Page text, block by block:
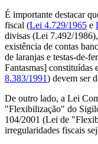
É importante destacar
fiscal (Lei 4.729/1965 e
divisas (Lei 7.492/
existência de contas
de laranjas e testas-de-
Fantasmas] constituídas
8.383/1991) devem ser
De outro lado, a Lei
"Flexibilização" do
104/2001 (Lei de
irregularidades fiscais